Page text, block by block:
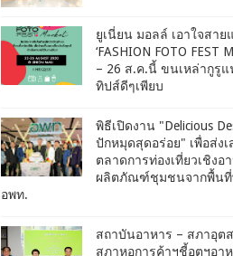
ยูเนี่ยน มอลล์ เอาใจสา
‘FASHION FOTO FEST
– 26 ส.ค.นี้ ขนเหล่ากูรู
ทิปส์ดีๆเพียบ
พิธีเปิดงาน "Delicious
ปักหมุดสุดอร่อย" เพื่อส่งเ
ตลาดการท่องเที่ยวเชิงอ
ผลิตภัณฑ์ชุมชนจากพื้นที่
อพท.
สถาบันอาหาร – สภาอุต
สภาหอการค้าฯชี้อุตฯอา